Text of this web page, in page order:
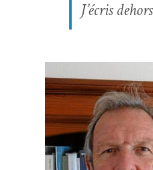
J’écris dehors